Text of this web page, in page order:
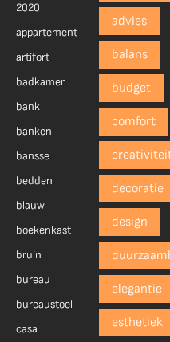
2020
appartement
artifort
badkamer
bank
banken
bansse
bedden
blauw
boekenkast
bruin
bureau
bureaustoel
casa
advies
balans
budget
comfort
decoratie
design
elegantie
esthetiek